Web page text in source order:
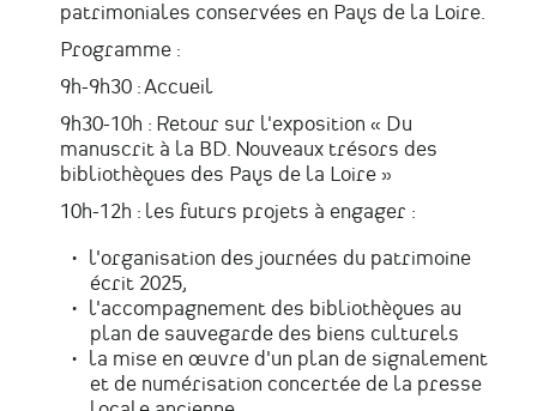
patrimoniales conservées en Pays de la Loire.
Programme :
9h-9h30 : Accueil
9h30-10h : Retour sur l'exposition « Du
manuscrit à la BD. Nouveaux trésors des
bibliothèques des Pays de la Loire »
10h-12h : les futurs projets à engager :
l'organisation des journées du patrimoine
écrit 2025,
l'accompagnement des bibliothèques au
plan de sauvegarde des biens culturels
la mise en œuvre d'un plan de signalement
et de numérisation concertée de la presse